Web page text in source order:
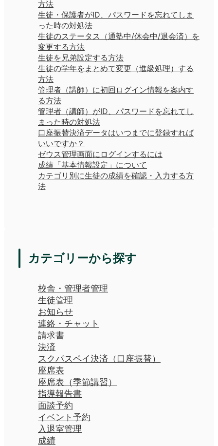
口座振替決済データはいつまでに登録すれば
いいですか？
ゼウス管理画面にログインするには
生徒の学年をまとめて変更（進級処理）する
方法
方法
生徒・保護者がID、パスワードを忘れてしま
った時の対処法
生徒のステータス（通塾中/休会中/退会済）を
変更する方法
生徒を兄弟設定する方法
管理者（講師）に初回ログイン情報を案内す
る方法
管理者（講師）がID、パスワードを忘れてし
まった時の対処法
成績「基本情報設定」について
カテゴリ別に生徒の成績を確認・入力する方
法
カテゴリーから探す
連絡・チャット
請求書
指導報告書
入退室管理
座席表
面談予約
成績
イベント予約
決済
お知らせ
座席表（季節講習）
校舎・管理者管理
生徒管理
スクパスペイ決済（口座振替）